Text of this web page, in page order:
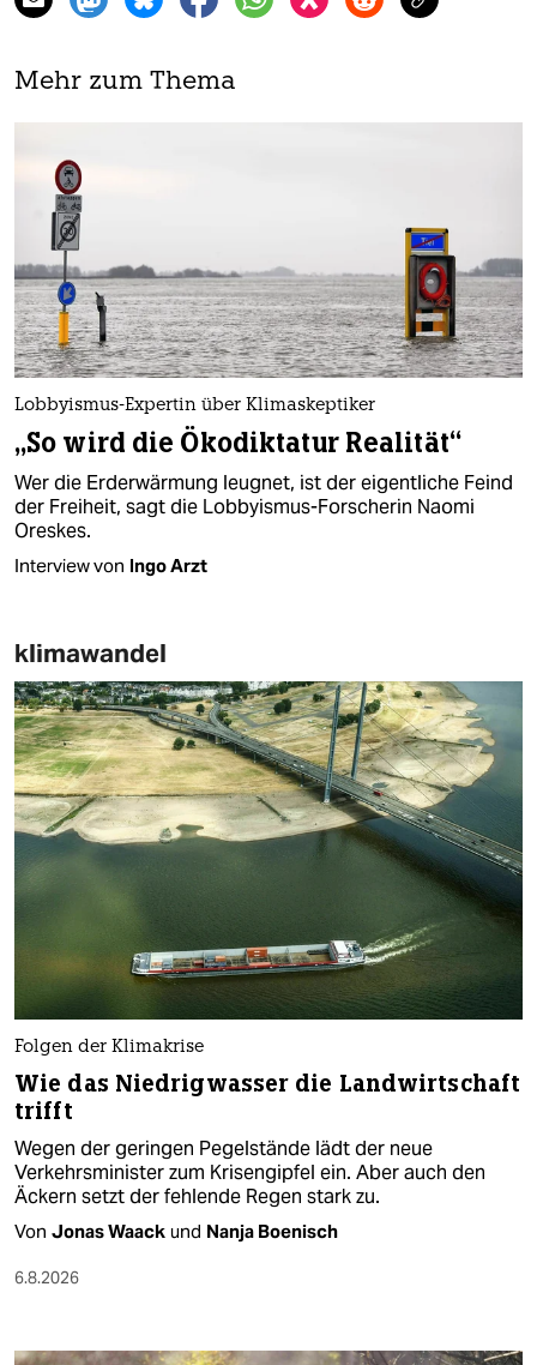
Mehr zum Thema
Lobbyismus-Expertin über Klimaskeptiker
„So wird die Ökodiktatur Realität“
Wer die Erderwärmung leugnet, ist der eigentliche Feind
der Freiheit, sagt die Lobbyismus-Forscherin Naomi
Oreskes.
Interview von Ingo Arzt
klimawandel
Folgen der Klimakrise
Wie das Niedrigwasser die Landwirtschaft
trifft
Wegen der geringen Pegelstände lädt der neue
Verkehrsminister zum Krisengipfel ein. Aber auch den
Äckern setzt der fehlende Regen stark zu.
Von Jonas Waack und Nanja Boenisch
6.8.2026